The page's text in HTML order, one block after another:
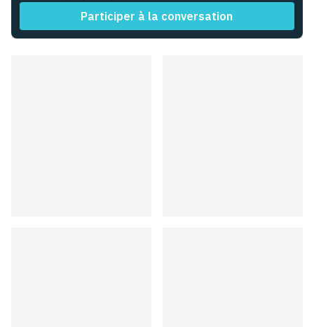
Participer à la conversation